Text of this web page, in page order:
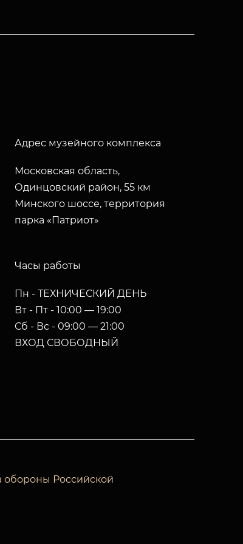
Адрес музейного комплекса
Московская область,
Одинцовский район, 55 км
Минского шоссе, территория
парка «Патриот»
Часы работы
Пн - ТЕХНИЧЕСКИЙ ДЕНЬ
Вт - Пт - 10:00 — 19:00
Сб - Вс - 09:00 — 21:00
ВХОД СВОБОДНЫЙ
обороны Российской